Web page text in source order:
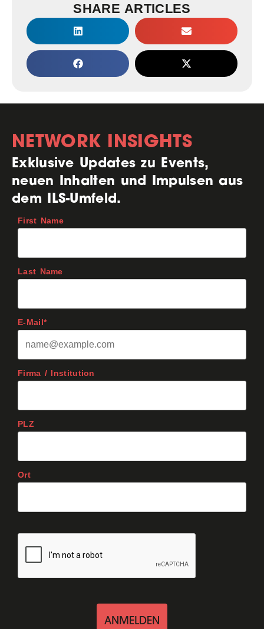
SHARE ARTICLES
NETWORK INSIGHTS
Exklusive Updates zu Events,
neuen Inhalten und Impulsen aus
dem ILS-Umfeld.
First Name
Last Name
E-Mail*
Firma / Institution
PLZ
Ort
ANMELDEN